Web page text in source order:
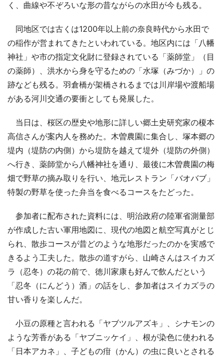
く、曲線や不ぞろいな形の昔ながらの水田が今も残る。
同地区では古くは1200年以上前の奈良時代から水田で
の稲作が営まれてきたといわれている。地区内には「八幡
神社」や市の指定文化財に登録されている「薬師堂」（目
の薬師）、洪水から身を守るための「水塚（みづか）」の
跡なども残る。羽倉橋が架橋されるまでは川岸場や渡船場
がある河川交通の要衝としても発展した。
当日は、桜区の歴史や地形に詳しい郷土史研究家の榎本
高信さんが案内人を務めた。木曽農園に集合し、塚本郷の
堤内（堤防の内側）から堤防を越えて堤外（堤防の外側）
へ行き、薬師堂から八幡神社を通り、最後に木曽農園の梅
畑で野草の摘み取りを行い、地元レストラン「バオバブ」
特製の野草を使った弁当を食べるコースをたどった。
参加者に配布された資料には、明治政府の陸軍省測量部
が作成した古い軍用地図に、現代の地図と航空写真がとじ
られ、散歩コースが昔どのような地形だったのかを実感で
きるよう工夫した。散歩の道すがら、山崎さんはスイカズ
ラ（忍冬）の花の前で、徳川家康も好んで飲んだという
「忍冬（にんどう）酒」の話をし、参加者はスイカズラの
甘い香りを楽しんだ。
小豆の原種と言われる「ヤブツルアズキ」、シナモンの
ような芳香がある「ヤブニッケイ」、根が染色に使われる
「日本アカネ」、子どもの疳（かん）の虫に良いとされる